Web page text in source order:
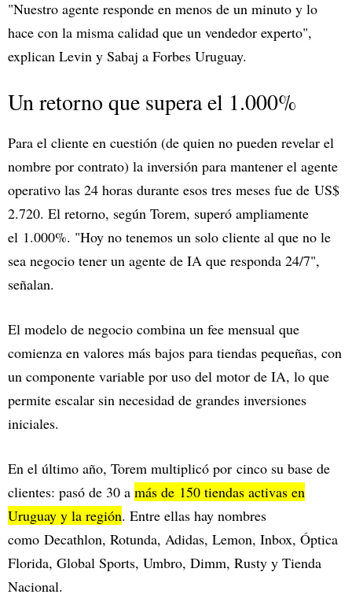
"Nuestro agente responde en menos de un minuto y lo
hace con la misma calidad que un vendedor experto",
explican Levin y Sabaj a Forbes Uruguay.
Un retorno que supera el 1.000%
Para el cliente en cuestión (de quien no pueden revelar el
nombre por contrato) la inversión para mantener el agente
operativo las 24 horas durante esos tres meses fue de US$
2.720. El retorno, según Torem, superó ampliamente
el 1.000%. "Hoy no tenemos un solo cliente al que no le
sea negocio tener un agente de IA que responda 24/7",
señalan.
El modelo de negocio combina un fee mensual que
comienza en valores más bajos para tiendas pequeñas, con
un componente variable por uso del motor de IA, lo que
permite escalar sin necesidad de grandes inversiones
iniciales.
En el último año, Torem multiplicó por cinco su base de
clientes: pasó de 30 a más de 150 tiendas activas en
Uruguay y la región. Entre ellas hay nombres
como Decathlon, Rotunda, Adidas, Lemon, Inbox, Óptica
Florida, Global Sports, Umbro, Dimm, Rusty y Tienda
Nacional.